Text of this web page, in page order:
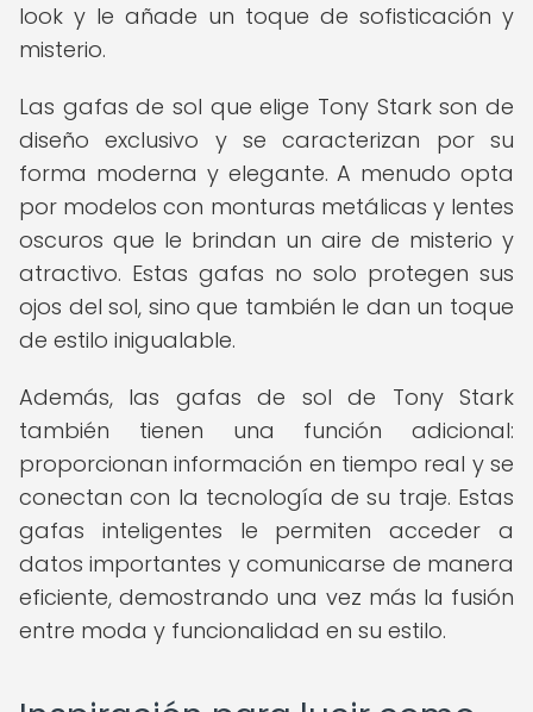
look y le añade un toque de sofisticación y
misterio.
Las gafas de sol que elige Tony Stark son de
diseño exclusivo y se caracterizan por su
forma moderna y elegante. A menudo opta
por modelos con monturas metálicas y lentes
oscuros que le brindan un aire de misterio y
atractivo. Estas gafas no solo protegen sus
ojos del sol, sino que también le dan un toque
de estilo inigualable.
Además, las gafas de sol de Tony Stark
también tienen una función adicional:
proporcionan información en tiempo real y se
conectan con la tecnología de su traje. Estas
gafas inteligentes le permiten acceder a
datos importantes y comunicarse de manera
eficiente, demostrando una vez más la fusión
entre moda y funcionalidad en su estilo.